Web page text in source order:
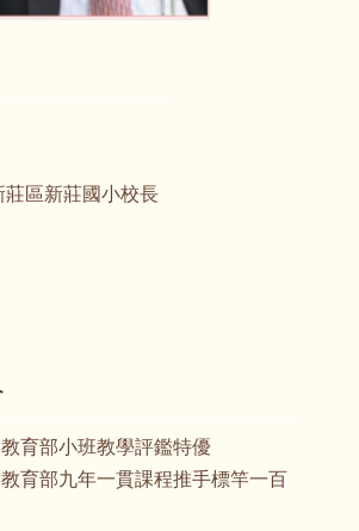
莊區新莊國小校長
育部小班教學評鑑特優
育部九年一貫課程推手標竿一百